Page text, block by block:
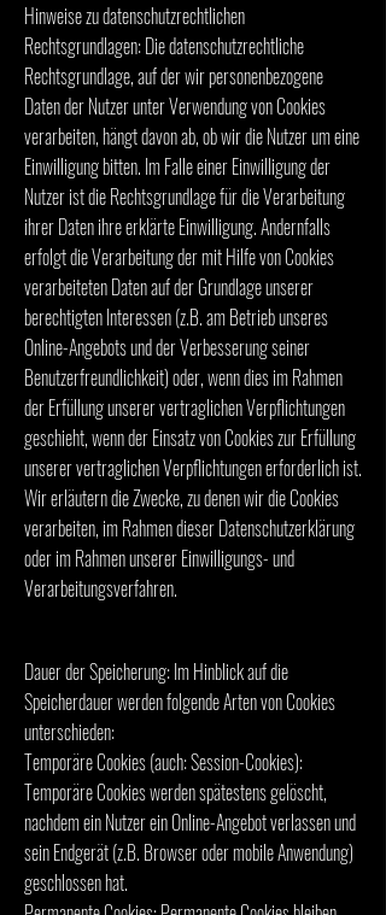
Hinweise zu datenschutzrechtlichen
Rechtsgrundlagen: Die datenschutzrechtliche
Rechtsgrundlage, auf der wir personenbezogene
Daten der Nutzer unter Verwendung von Cookies
verarbeiten, hängt davon ab, ob wir die Nutzer um eine
Einwilligung bitten. Im Falle einer Einwilligung der
Nutzer ist die Rechtsgrundlage für die Verarbeitung
ihrer Daten ihre erklärte Einwilligung. Andernfalls
erfolgt die Verarbeitung der mit Hilfe von Cookies
verarbeiteten Daten auf der Grundlage unserer
berechtigten Interessen (z.B. am Betrieb unseres
Online-Angebots und der Verbesserung seiner
Benutzerfreundlichkeit) oder, wenn dies im Rahmen
der Erfüllung unserer vertraglichen Verpflichtungen
geschieht, wenn der Einsatz von Cookies zur Erfüllung
unserer vertraglichen Verpflichtungen erforderlich ist.
Wir erläutern die Zwecke, zu denen wir die Cookies
verarbeiten, im Rahmen dieser Datenschutzerklärung
oder im Rahmen unserer Einwilligungs- und
Verarbeitungsverfahren.
Dauer der Speicherung: Im Hinblick auf die
Speicherdauer werden folgende Arten von Cookies
unterschieden:
Temporäre Cookies (auch: Session-Cookies):
Temporäre Cookies werden spätestens gelöscht,
nachdem ein Nutzer ein Online-Angebot verlassen und
sein Endgerät (z.B. Browser oder mobile Anwendung)
geschlossen hat.